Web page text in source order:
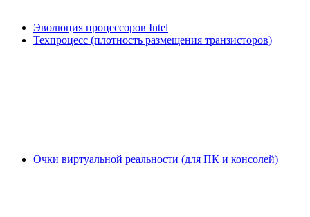
Эволюция процессоров Intel
Техпроцесс (плотность размещения транзисторов)
Очки виртуальной реальности (для ПК и консолей)